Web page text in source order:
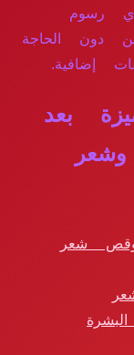
رسوم
دون الحاجة
إضافية.
بعد
وقص شعر